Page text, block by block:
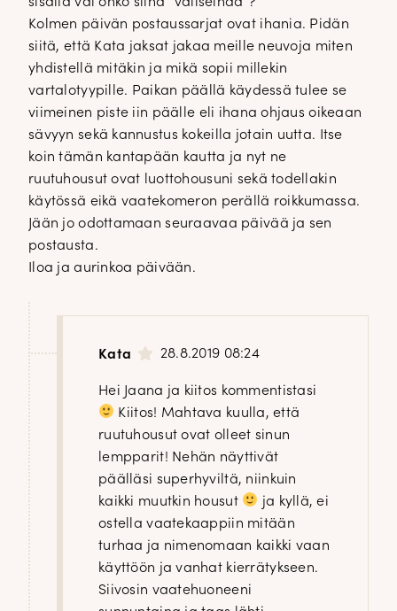
Kolmen päivän postaussarjat ovat ihania. Pidän
siitä, että Kata jaksat jakaa meille neuvoja miten
yhdistellä mitäkin ja mikä sopii millekin
vartalotyypille. Paikan päällä käydessä tulee se
viimeinen piste iin päälle eli ihana ohjaus oikeaan
sävyyn sekä kannustus kokeilla jotain uutta. Itse
koin tämän kantapään kautta ja nyt ne
ruutuhousut ovat luottohousuni sekä todellakin
käytössä eikä vaatekomeron perällä roikkumassa.
Jään jo odottamaan seuraavaa päivää ja sen
postausta.
Iloa ja aurinkoa päivään.
Kata 28.8.2019 08:24
Hei Jaana ja kiitos kommentistasi
Kiitos! Mahtava kuulla, että
ruutuhousut ovat olleet sinun
lempparit! Nehän näyttivät
päälläsi superhyviltä, niinkuin
kaikki muutkin housut
ja kyllä, ei
ostella vaatekaappiin mitään
turhaa ja nimenomaan kaikki vaan
käyttöön ja vanhat kierrätykseen.
Siivosin vaatehuoneeni